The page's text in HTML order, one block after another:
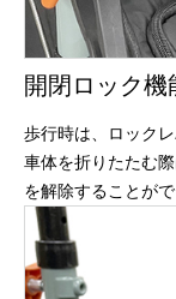
開閉ロック機
歩行時は、ロック
車体を折りたたむ
を解除することがで